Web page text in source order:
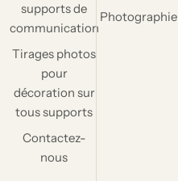
supports de
communication
Tirages photos
pour
décoration sur
tous supports
Contactez-
nous
Photographie